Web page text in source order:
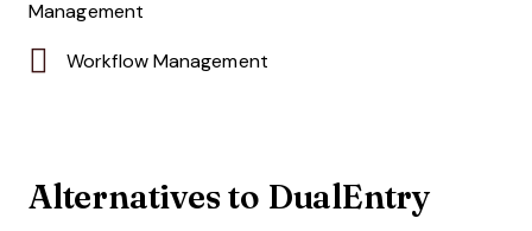
Management
Workflow Management
Alternatives to DualEntry